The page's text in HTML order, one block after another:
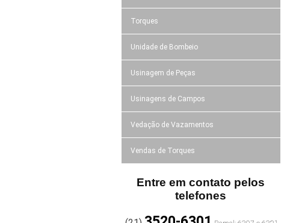
Torques
Unidade de Bombeio
Usinagem de Peças
Usinagens de Campos
Vedação de Vazamentos
Vendas de Torques
Entre em contato pelos
telefones